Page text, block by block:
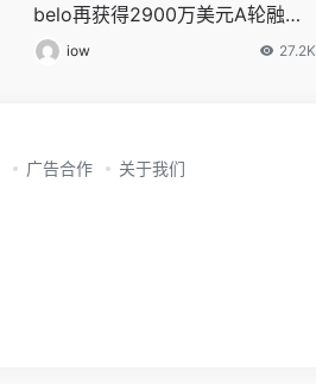
belo再获得2900万美元A轮融
资，由风险投资公司Cathay Inno
vation，Moore Strategic Ventur
iow 27.2K
广告合作 关于我们